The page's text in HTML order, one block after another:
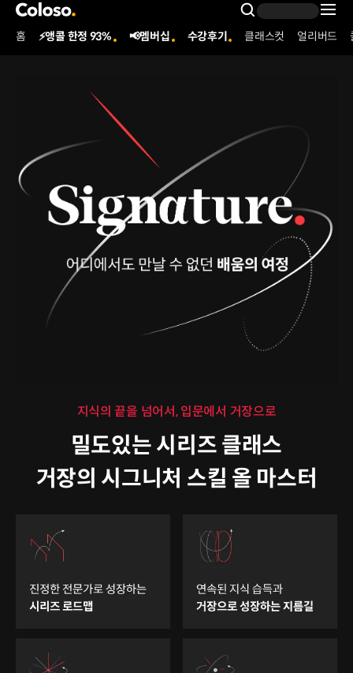
콜로소
Search
Coloso Menu
홈 ⚡앵콜 한정 93% 📢멤버십 수강후기 클래스컷 얼리버드
지식의 끝을 넘어서, 입문에서 거장으로
밀도있는 시리즈 클래스
거장의 시그니처 스킬 올 마스터